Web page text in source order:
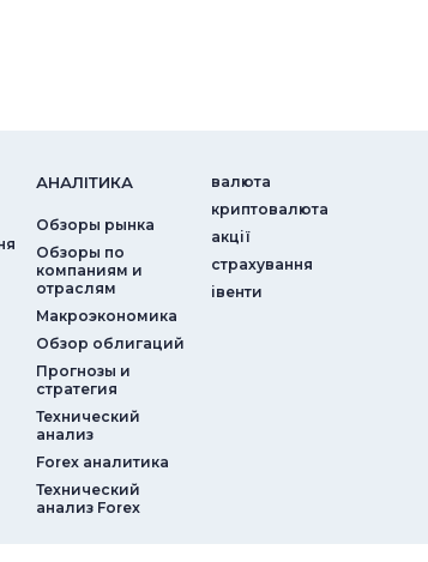
АНАЛIТИКА
Обзоры рынка
Обзоры по
компаниям и
отраслям
Макроэкономика
Обзор облигаций
Прогнозы и
стратегия
Технический
анализ
Forex аналитика
Технический
анализ Forex
валюта
криптовалюта
акції
страхування
iвенти